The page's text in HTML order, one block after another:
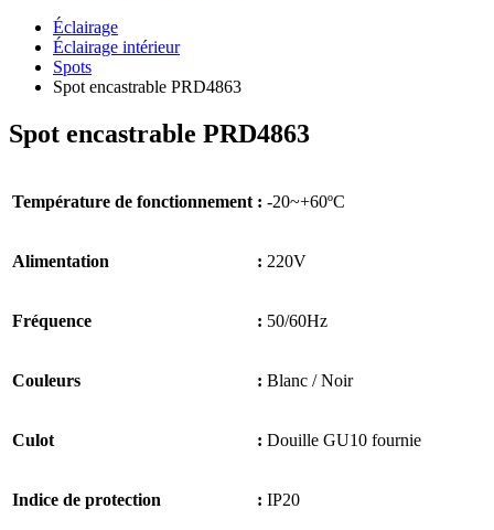
Éclairage
Éclairage intérieur
Spots
Spot encastrable PRD4863
Spot encastrable PRD4863
Température de fonctionnement : -20~+60ºC
Alimentation : 220V
Fréquence : 50/60Hz
Couleurs : Blanc / Noir
Culot : Douille GU10 fournie
Indice de protection : IP20